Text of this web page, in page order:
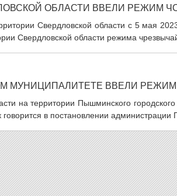
ОБЛАСТИ ВВЕЛИ РЕЖИМ
Свердловской области с 5 мая
Свердловской области режима
МУНИЦИПАЛИТЕТЕ ВВЕЛИ
на территории Пышминского
говорится в постановлении